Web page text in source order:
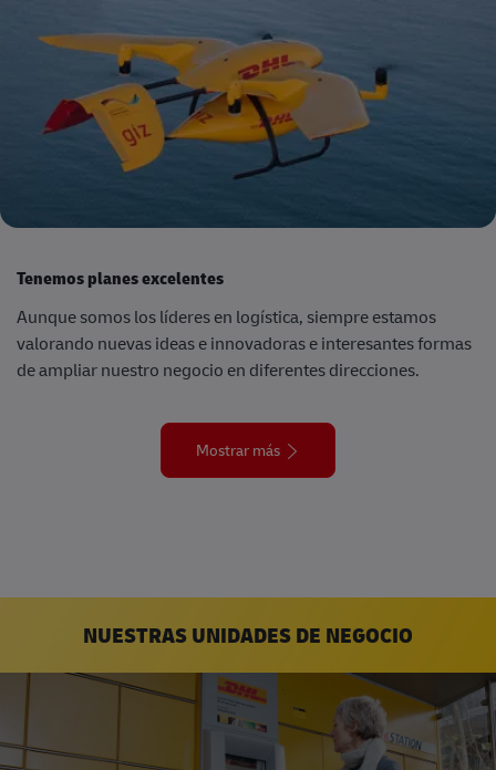
Tenemos planes excelentes
Aunque somos los líderes en logística, siempre estamos
valorando nuevas ideas e innovadoras e interesantes formas
de ampliar nuestro negocio en diferentes direcciones.
Mostrar más
NUESTRAS UNIDADES DE NEGOCIO